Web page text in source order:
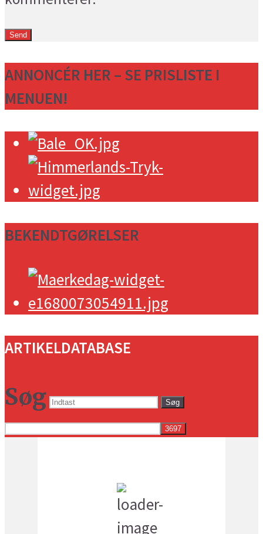
ANNONCÉR HER – SE PRISLISTE I
MENUEN!
BEKENDTGØRELSER
ARTIKELDATABASE
Søg Søg